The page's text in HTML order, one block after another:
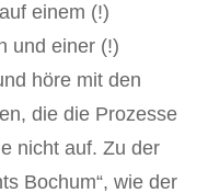
einem (!)
und einer (!)
höre mit den
die die Prozesse
nicht auf. Zu der
Bochum“, wie der